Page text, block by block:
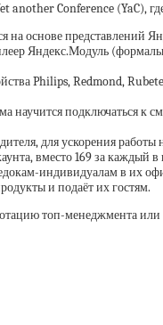
Conference (YaC),
основе представлений
Яндекс.Модуль
Philips, Redmond,
подключаться к
для ускорения работы
вместо 169 за каждый
индивидуалам в их
и подаёт их гостям.
топ-менеджмента